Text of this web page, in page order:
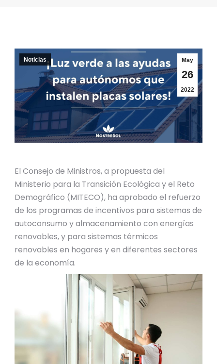
May
26
2022
Noticias
El Consejo de Ministros, a propuesta del
Ministerio para la Transición Ecológica y el Reto
Demográfico (MITECO), ha aprobado el refuerzo
de los programas de incentivos para sistemas de
autoconsumo y almacenamiento con energías
renovables, y para sistemas térmicos
renovables en hogares y en diferentes sectores
de la economía.